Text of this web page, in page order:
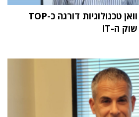
מחקר STKI השנתי: וואן טכנולוגיות דורגה כ-TOP